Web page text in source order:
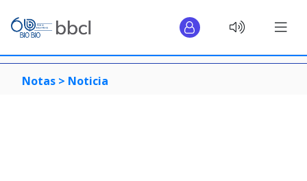
Notas > Noticia